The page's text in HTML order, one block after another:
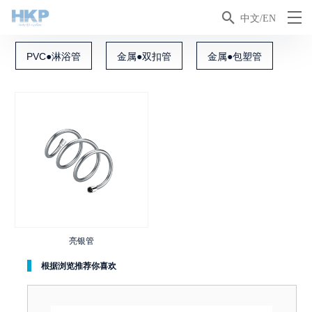
 中文/EN
PVC●淋浴管 金属●双扣管 金属●包塑管
亮银管
根据浏览推荐你喜欢